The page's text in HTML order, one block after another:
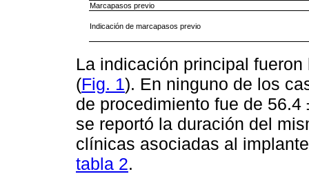
Marcapasos previo
Indicación de marcapasos previo
La indicación principal
(Fig. 1). En ninguno de los
de procedimiento fue de
se reportó la duración del
clínicas asociadas al
tabla 2.